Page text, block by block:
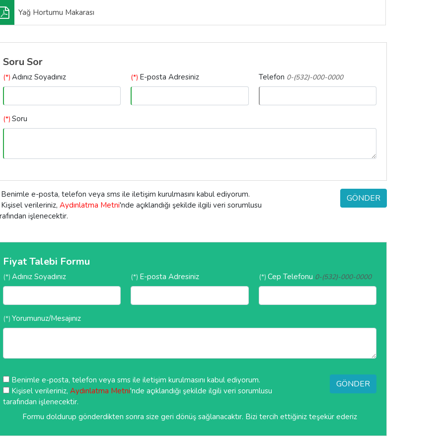
Yağ Hortumu Makarası
Soru Sor
(*) Adınız Soyadınız (*) E-posta Adresiniz Telefon 0-(532)-000-0000
(*) Soru
e-posta, telefon veya sms ile iletişim kurulmasını kabul ediyorum.
verileriniz, Aydınlatma Metni'nde açıklandığı şekilde ilgili veri sorumlusu
işlenecektir.
GÖNDER
Fiyat Talebi Formu
(*) Adınız Soyadınız (*) E-posta Adresiniz (*) Cep Telefonu 0-(532)-000-0000
(*) Yorumunuz/Mesajınız
Benimle e-posta, telefon veya sms ile iletişim kurulmasını kabul ediyorum.
Kişisel verileriniz, Aydınlatma Metni'nde açıklandığı şekilde ilgili veri sorumlusu
tarafından işlenecektir.
GÖNDER
Formu doldurup gönderdikten sonra size geri dönüş sağlanacaktır. Bizi tercih ettiğiniz teşekür ederiz